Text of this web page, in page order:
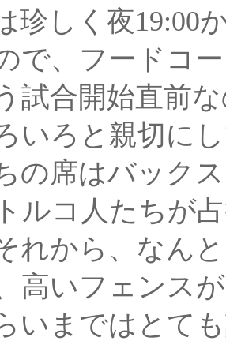
珍しく夜19:00
で、フードコ
試合開始直前
いろと親切に
の席はバック
ルコ人たちが
れから、なん
高いフェンス
いまではとて